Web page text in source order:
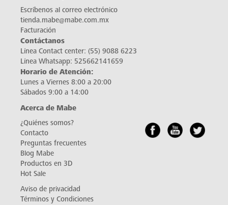
Escríbenos al correo electrónico
tienda.mabe@mabe.com.mx
Facturación
Contáctanos
Línea Contact center: (55) 9088 6223
Línea Whatsapp: 525662141659
Horario de Atención:
Lunes a Viernes 8:00 a 20:00
Sábados 9:00 a 14:00
Acerca de Mabe
¿Quiénes somos?
Contacto
Preguntas frecuentes
Blog Mabe
Productos en 3D
Hot Sale
Aviso de privacidad
Términos y Condiciones